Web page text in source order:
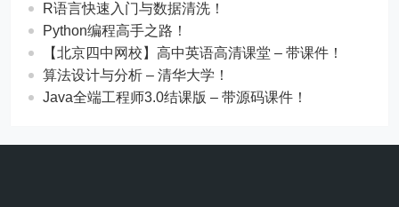
R语言快速入门与数据清洗！
Python编程高手之路！
【北京四中网校】高中英语高清课堂 – 带课件！
算法设计与分析 – 清华大学！
Java全端工程师3.0结课版 – 带源码课件！